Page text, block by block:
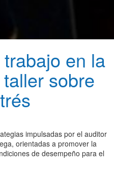
en la
sobre
impulsadas por el auditor
orientadas a promover la
de desempeño para el